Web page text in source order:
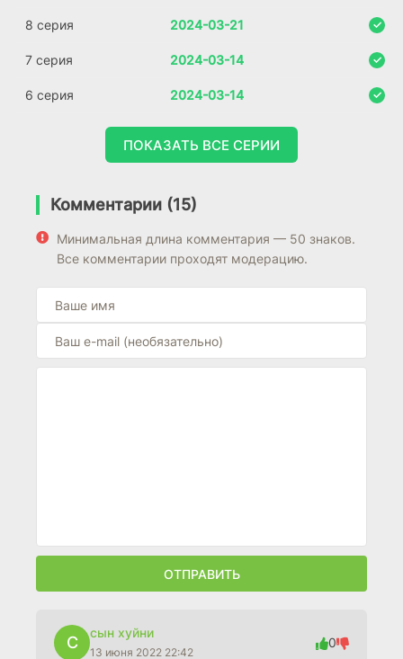
8 серия 2024-03-21
7 серия 2024-03-14
6 серия 2024-03-14
ПОКАЗАТЬ ВСЕ СЕРИИ
Комментарии (15)
Минимальная длина комментария — 50 знаков.
Все комментарии проходят модерацию.
ОТПРАВИТЬ
С
сын хуйни
13 июня 2022 22:42
0